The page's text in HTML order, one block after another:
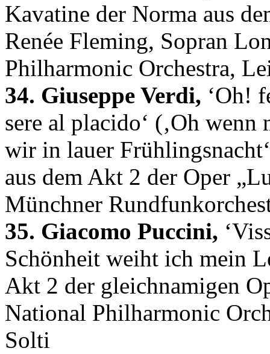
Kavatine der Norma aus
Renée Fleming, Sopran
Philharmonic Orchestra,
34. Giuseppe Verdi, ‘Oh!
sere al placido‘ (‚Oh
wir in lauer
aus dem Akt 2 der Oper
Münchner
35. Giacomo Puccini,
Schönheit weiht ich mein
Akt 2 der gleichnamigen
National Philharmonic
Solti